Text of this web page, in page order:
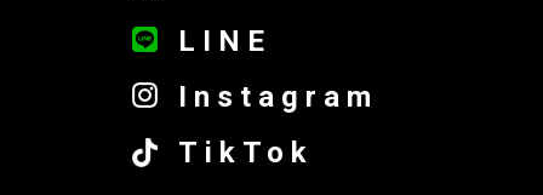
LINE
Instagram
TikTok